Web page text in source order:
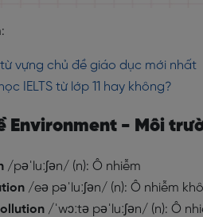
từ vựng chủ đề giáo dục mới nhất
IELTS từ lớp 11 hay không?
Environment - Môi
/pəˈluːʃən/ (n): Ô nhiễm
/eə pəˈluːʃən/ (n): Ô nhiễm
/ˈwɔːtə pəˈluːʃən/ (n): Ô